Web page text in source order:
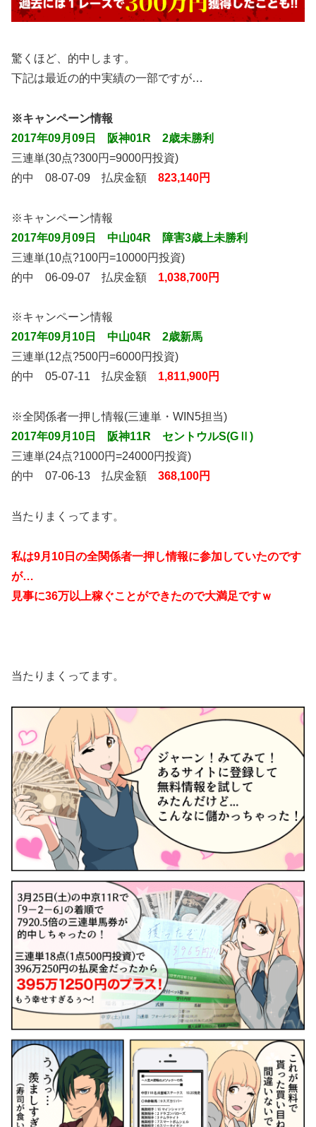
驚くほど、的中します。
下記は最近の的中実績の一部ですが…
※キャンペーン情報
2017年09月09日 阪神01R 2歳未勝利
三連単(30点?300円=9000円投資)
的中 08-07-09 払戻金額 823,140円
※キャンペーン情報
2017年09月09日 中山04R 障害3歳上未勝利
三連単(10点?100円=10000円投資)
的中 06-09-07 払戻金額 1,038,700円
※キャンペーン情報
2017年09月10日 中山04R 2歳新馬
三連単(12点?500円=6000円投資)
的中 05-07-11 払戻金額 1,811,900円
※全関係者一押し情報(三連単・WIN5担当)
2017年09月10日 阪神11R セントウルS(GⅡ)
三連単(24点?1000円=24000円投資)
的中 07-06-13 払戻金額 368,100円
当たりまくってます。
私は9月10日の全関係者一押し情報に参加していたのです
が…
見事に36万以上稼ぐことができたので大満足ですｗ
当たりまくってます。